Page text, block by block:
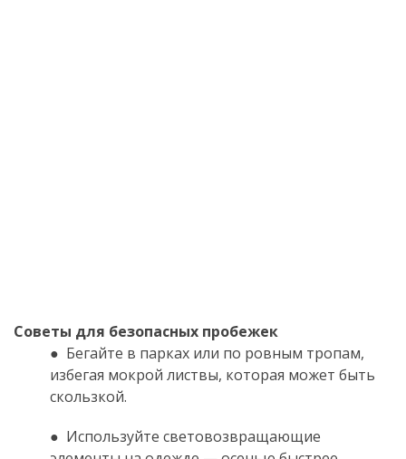
Советы для безопасных пробежек
● Бегайте в парках или по ровным тропам,
избегая мокрой листвы, которая может быть
скользкой.
● Используйте световозвращающие